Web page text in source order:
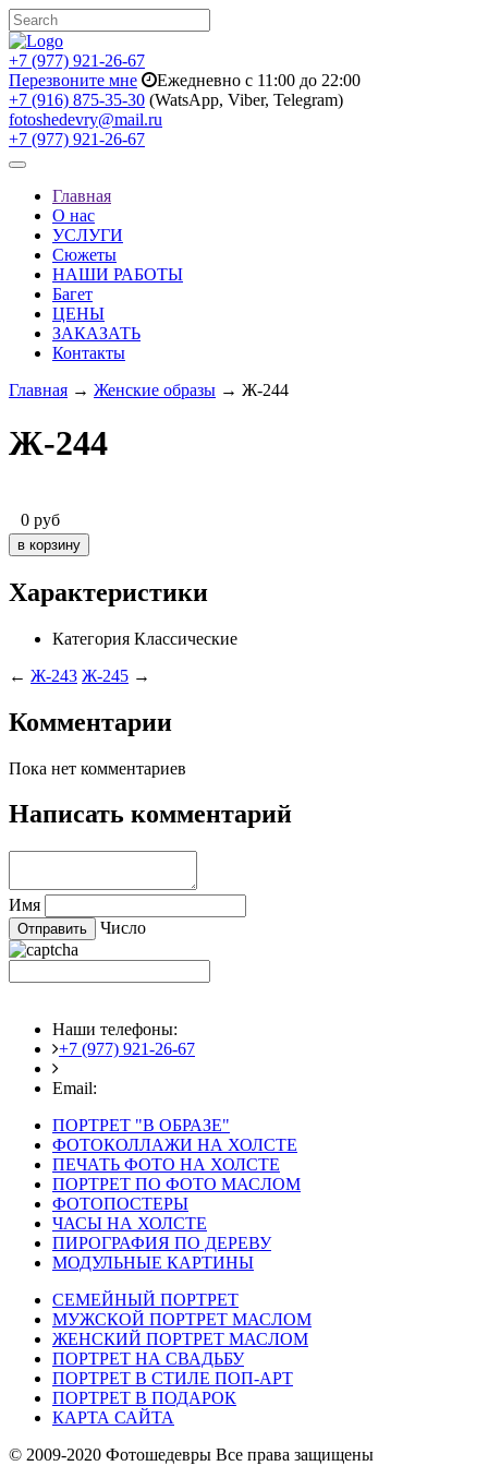
+7 (977) 921-26-67
Перезвоните мне
Ежедневно с 11:00 до 22:00
+7 (916) 875-35-30 (WatsApp, Viber, Telegram)
fotoshedevry@mail.ru
+7 (977) 921-26-67
Toggle
navigationГлавная
О нас
УСЛУГИ
Сюжеты
НАШИ РАБОТЫ
Багет
ЦЕНЫ
ЗАКАЗАТЬ
Контакты
Главная → Женские образы → Ж-244
Ж-244
0 руб
Характеристики
Категория Классические
← Ж-243 Ж-245 →
Комментарии
Пока нет комментариев
Написать комментарий
Имя
Число
Наши телефоны:
+7 (977) 921-26-67
Email:
ПОРТРЕТ "В ОБРАЗЕ"
ФОТОКОЛЛАЖИ НА ХОЛСТЕ
ПЕЧАТЬ ФОТО НА ХОЛСТЕ
ПОРТРЕТ ПО ФОТО МАСЛОМ
ФОТОПОСТЕРЫ
ЧАСЫ НА ХОЛСТЕ
ПИРОГРАФИЯ ПО ДЕРЕВУ
МОДУЛЬНЫЕ КАРТИНЫ
СЕМЕЙНЫЙ ПОРТРЕТ
МУЖСКОЙ ПОРТРЕТ МАСЛОМ
ЖЕНСКИЙ ПОРТРЕТ МАСЛОМ
ПОРТРЕТ НА СВАДЬБУ
ПОРТРЕТ В СТИЛЕ ПОП-АРТ
ПОРТРЕТ В ПОДАРОК
КАРТА САЙТА
© 2009-2020 Фотошедевры Все права защищены